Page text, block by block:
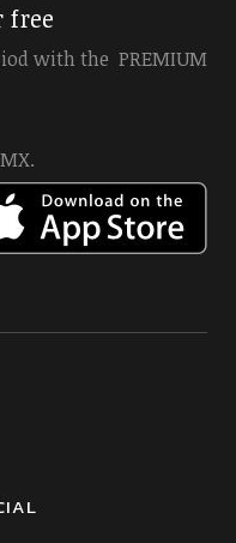
free
with the PREMIUM